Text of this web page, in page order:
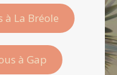
à La Bréole
à Gap